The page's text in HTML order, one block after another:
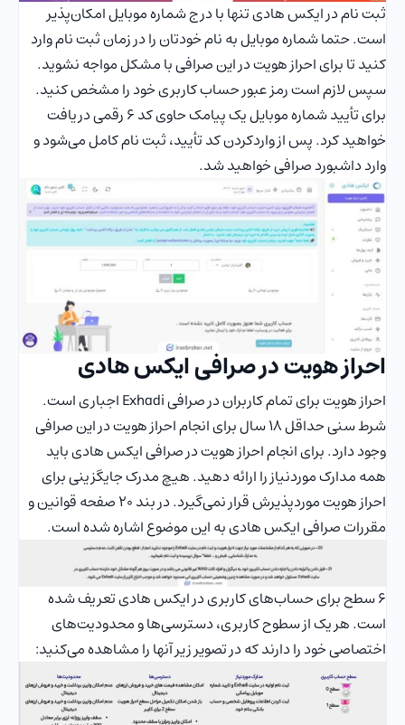
ثبت نام در ایکس هادی تنها با درج شماره موبایل امکان‌پذیر
است. حتما شماره موبایل به نام خودتان را در زمان ثبت نام وارد
کنید تا برای احراز هویت در این صرافی با مشکل مواجه نشوید.
سپس لازم است رمز عبور حساب کاربری خود را مشخص کنید.
برای تأیید شماره موبایل یک پیامک حاوی کد 6 رقمی دریافت
خواهید کرد. پس از واردکردن کد تأیید، ثبت نام کامل می‌شود و
وارد داشبورد صرافی خواهید شد.
احراز هویت در صرافی ایکس هادی
احراز هویت برای تمام کاربران در صرافی Exhadi اجباری است.
شرط سنی حداقل 18 سال برای انجام احراز هویت در این صرافی
وجود دارد. برای انجام احراز هویت در صرافی ایکس هادی باید
همه مدارک موردنیاز را ارائه دهید. هیچ مدرک جایگزینی برای
احراز هویت موردپذیرش قرار نمی‌گیرد. در بند 20 صفحه قوانین و
مقررات صرافی ایکس هادی به این موضوع اشاره شده است.
6 سطح برای حساب‌های کاربری در ایکس هادی تعریف شده
است. هر یک از سطوح کاربری، دسترسی‌ها و محدودیت‌های
اختصاصی خود را دارند که در تصویر زیر آنها را مشاهده می‌کنید: